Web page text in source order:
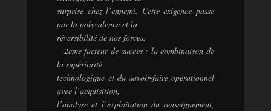
surprise chez l’ennemi. Cette exigence passe
par la polyvalence et la
réversibilité de nos forces.
– 2ème facteur de succès : la combinaison de
la supériorité
technologique et du savoir-faire opérationnel
avec l’acquisition,
l’analyse et l’exploitation du renseignement,